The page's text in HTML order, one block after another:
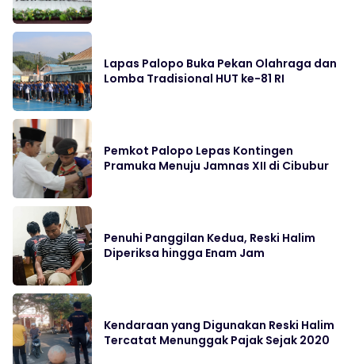
Lapas Palopo Buka Pekan Olahraga dan
Lomba Tradisional HUT ke-81 RI
Pemkot Palopo Lepas Kontingen
Pramuka Menuju Jamnas XII di Cibubur
Penuhi Panggilan Kedua, Reski Halim
Diperiksa hingga Enam Jam
Kendaraan yang Digunakan Reski Halim
Tercatat Menunggak Pajak Sejak 2020